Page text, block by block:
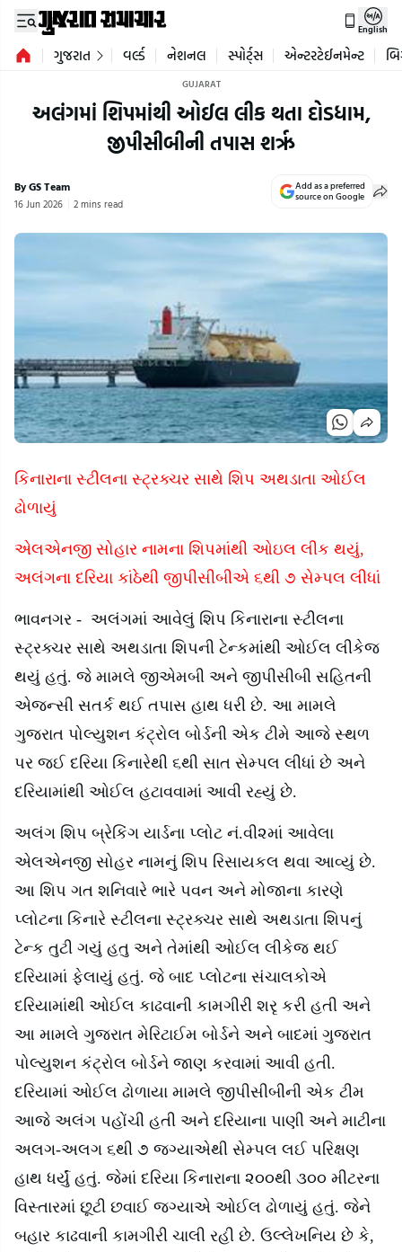
English
ગુજરાત વર્લ્ડ નેશનલ સ્પોર્ટ્સ એન્ટરટેઈનમેન્ટ
GUJARAT
અલંગમાં શિપમાંથી ઓઈલ લીક થતા દોડધામ,
જીપીસીબીની તપાસ શરૃ
By GS Team
16 Jun 2026 2 mins read
Add as a preferred
source on Google
કિનારાના સ્ટીલના સ્ટ્રક્ચર સાથે શિપ અથડાતા ઓઈલ
ઢોળાયું
એલએનજી સોહાર નામના શિપમાંથી ઓઇલ લીક થયું,
અલંગના દરિયા કાંઠેથી જીપીસીબીએ ૬થી ૭ સેમ્પલ લીધાં
ભાવનગર - અલંગમાં આવેલું શિપ કિનારાના સ્ટીલના
સ્ટ્રક્ચર સાથે અથડાતા શિપની ટેન્કમાંથી ઓઈલ લીકેજ
થયું હતું. જે મામલે જીએમબી અને જીપીસીબી સહિતની
એજન્સી સતર્ક થઈ તપાસ હાથ ધરી છે. આ મામલે
ગુજરાત પોલ્યુશન કંટ્રોલ બોર્ડની એક ટીમે આજે સ્થળ
પર જઈ દરિયા કિનારેથી ૬થી સાત સેમ્પલ લીધાં છે અને
દરિયામાંથી ઓઈલ હટાવવામાં આવી રહ્યું છે.
અલંગ શિપ બ્રેકિંગ યાર્ડના પ્લોટ નં.વી૨માં આવેલા
એલએનજી સોહર નામનું શિપ રિસાયકલ થવા આવ્યું છે.
આ શિપ ગત શનિવારે ભારે પવન અને મોજાના કારણે
પ્લોટના કિનારે સ્ટીલના સ્ટ્રક્ચર સાથે અથડાતા શિપનું
ટેન્ક તુટી ગયું હતુ અને તેમાંથી ઓઈલ લીકેજ થઈ
દરિયામાં ફેલાયું હતું. જે બાદ પ્લોટના સંચાલકોએ
દરિયામાંથી ઓઈલ કાઢવાની કામગીરી શરૃ કરી હતી અને
આ મામલે ગુજરાત મેરિટાઈમ બોર્ડને અને બાદમાં ગુજરાત
પોલ્યુશન કંટ્રોલ બોર્ડને જાણ કરવામાં આવી હતી.
દરિયામાં ઓઈલ ઢોળાયા મામલે જીપીસીબીની એક ટીમ
આજે અલંગ પહોંચી હતી અને દરિયાના પાણી અને માટીના
અલગ-અલગ ૬થી ૭ જગ્યાએથી સેમ્પલ લઈ પરિક્ષણ
હાથ ધર્યું હતું. જેમાં દરિયા કિનારાના ૨૦૦થી ૩૦૦ મીટરના
વિસ્તારમાં છૂટી છવાઈ જગ્યાએ ઓઈલ ઢોળાયું હતું. જેને
બહાર કાઢવાની કામગીરી ચાલી રહી છે. ઉલ્લેખનિય છે કે,